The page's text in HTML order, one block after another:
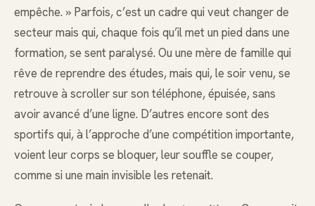
empêche. » Parfois, c’est un cadre qui veut changer de
secteur mais qui, chaque fois qu’il met un pied dans une
formation, se sent paralysé. Ou une mère de famille qui
rêve de reprendre des études, mais qui, le soir venu, se
retrouve à scroller sur son téléphone, épuisée, sans
avoir avancé d’une ligne. D’autres encore sont des
sportifs qui, à l’approche d’une compétition importante,
voient leur corps se bloquer, leur souffle se couper,
comme si une main invisible les retenait.